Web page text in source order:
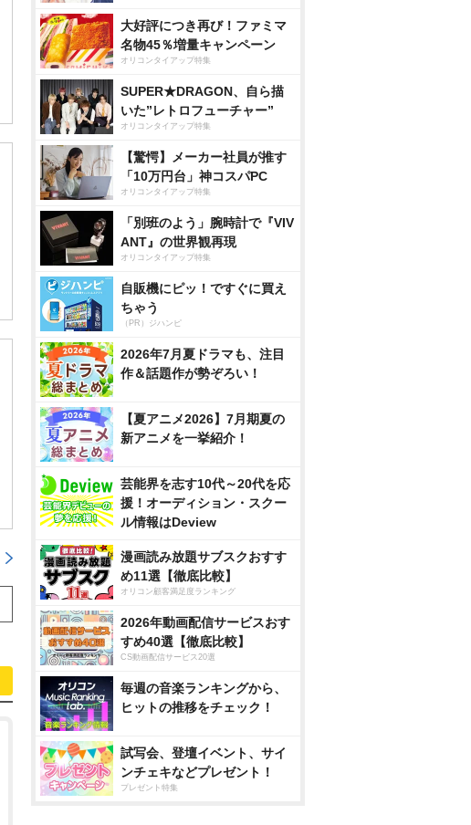
大好評につき再び！ファミマ
名物45％増量キャンペーン
オリコンタイアップ特集
SUPER★DRAGON、自ら描
いた”レトロフューチャー”
オリコンタイアップ特集
【驚愕】メーカー社員が推す
「10万円台」神コスパPC
オリコンタイアップ特集
「別班のよう」腕時計で『VIV
ANT』の世界観再現
オリコンタイアップ特集
自販機にピッ！ですぐに買え
ちゃう
（PR）ジハンピ
2026年7月夏ドラマも、注目
作＆話題作が勢ぞろい！
【夏アニメ2026】7月期夏の
新アニメを一挙紹介！
芸能界を志す10代～20代を応
援！オーディション・スクー
ル情報はDeview
漫画読み放題サブスクおすす
め11選【徹底比較】
オリコン顧客満足度ランキング
2026年動画配信サービスおす
すめ40選【徹底比較】
CS動画配信サービス20選
毎週の音楽ランキングから、
ヒットの推移をチェック！
試写会、登壇イベント、サイ
ンチェキなどプレゼント！
プレゼント特集